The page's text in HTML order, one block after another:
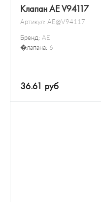
Клапан AE V94117
Артикул: AE@V94117
Бренд: AE
�лапана: 6
36.61 руб